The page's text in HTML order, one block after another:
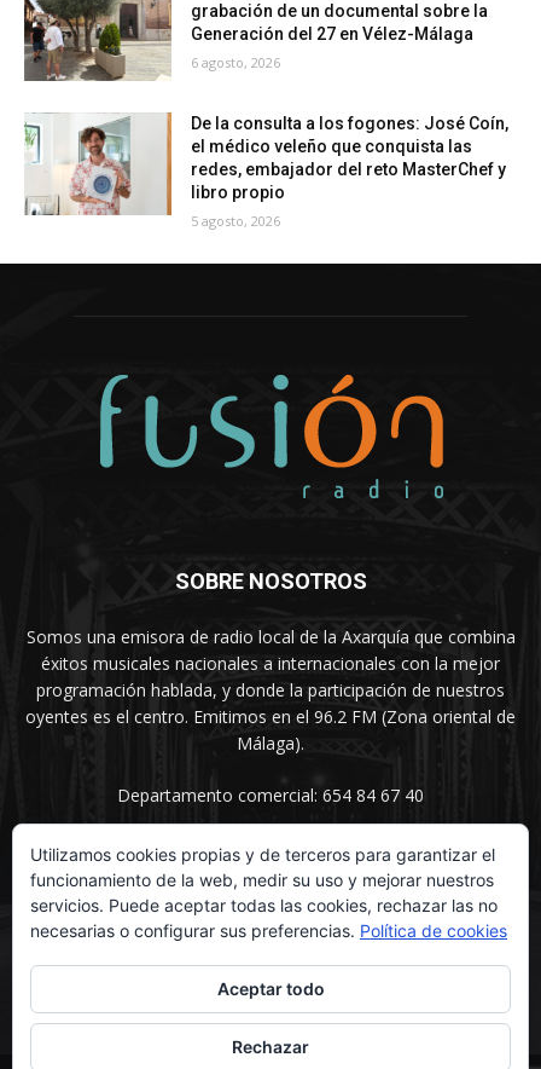
grabación de un documental sobre la
Generación del 27 en Vélez-Málaga
6 agosto, 2026
De la consulta a los fogones: José Coín,
el médico veleño que conquista las
redes, embajador del reto MasterChef y
libro propio
5 agosto, 2026
SOBRE NOSOTROS
Somos una emisora de radio local de la Axarquía que combina
éxitos musicales nacionales a internacionales con la mejor
programación hablada, y donde la participación de nuestros
oyentes es el centro. Emitimos en el 96.2 FM (Zona oriental de
Málaga).
Departamento comercial: 654 84 67 40
SÍGUENOS
Utilizamos cookies propias y de terceros para garantizar el
funcionamiento de la web, medir su uso y mejorar nuestros
servicios. Puede aceptar todas las cookies, rechazar las no
necesarias o configurar sus preferencias. Política de cookies
Aceptar todo
Rechazar